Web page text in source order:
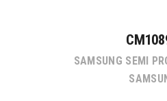
SAMSUNG SEMI